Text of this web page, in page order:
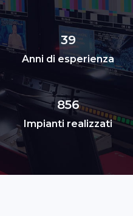
39
Anni di esperienza
856
Impianti realizzati